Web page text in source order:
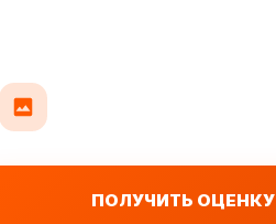
ПОЛУЧИТЬ ОЦЕНКУ